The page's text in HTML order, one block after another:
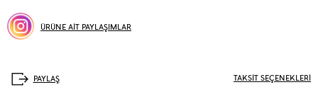
ÜRÜNE AİT PAYLAŞIMLAR
TAKSİT SEÇENEKLERİ